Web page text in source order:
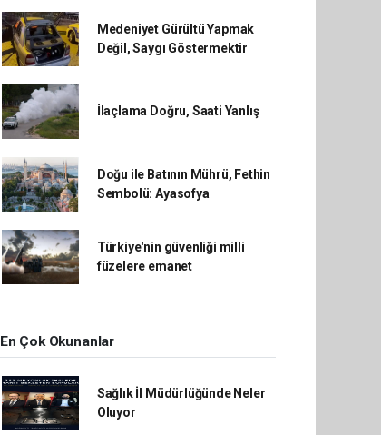
Medeniyet Gürültü Yapmak
Değil, Saygı Göstermektir
İlaçlama Doğru, Saati Yanlış
Doğu ile Batının Mührü, Fethin
Sembolü: Ayasofya
Türkiye'nin güvenliği milli
füzelere emanet
En Çok Okunanlar
Sağlık İl Müdürlüğünde Neler
Oluyor